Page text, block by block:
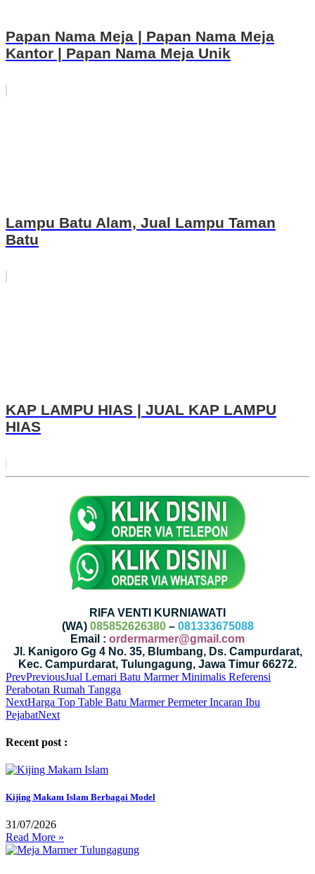
Papan Nama Meja | Papan Nama Meja
Kantor | Papan Nama Meja Unik
Lampu Batu Alam, Jual Lampu Taman
Batu
KAP LAMPU HIAS | JUAL KAP LAMPU
HIAS
RIFA VENTI KURNIAWATI
(WA) 085852626380– 081333675088
Email : ordermarmer@gmail.com
Jl. Kanigoro Gg 4 No. 35, Blumbang, Ds. Campurdarat,
Kec. Campurdarat, Tulungagung, Jawa Timur 66272.
PrevPreviousJual Lemari Batu Marmer Minimalis Referensi
Perabotan Rumah Tangga
NextHarga Top Table Batu Marmer Permeter Incaran Ibu
PejabatNext
Recent post :
Kijing Makam Islam Berbagai Model
31/07/2026
Read More »